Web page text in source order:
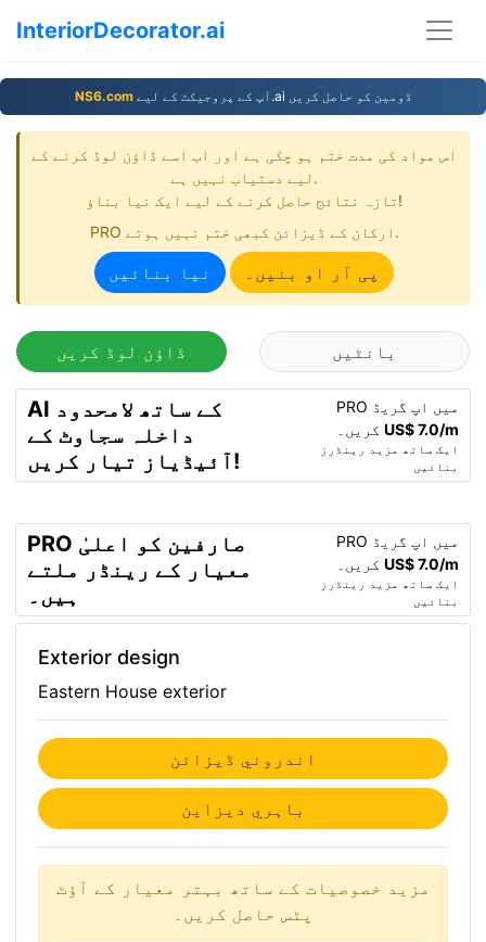
InteriorDecorator.ai
NS6.com آپ کے پروجیکٹ کے ليے.ai ڈومين کو حاصل کريں
اس مواد کی مدت ختم ہو چکی ہے اور اب اسے ڈاؤن لوڈ کرنے کے
لیے دستیاب نہیں ہے.
تازہ نتائج حاصل کرنے کے لیے ایک نیا بناؤ!
PRO ارکان کے ڈیزائن کبھی ختم نہیں ہوتے.
نیا بنائیں پی آر او بنیں۔
ڈاؤن لوڈ کریں بانٹیں
AI کے ساتھ لامحدود
داخلہ سجاوٹ کے
آئیڈیاز تیار کریں!
PRO میں اپ گریڈ
US$ 7.0/m
ایک ساتھ مزید رینڈرز
بنائیں
PRO صارفین کو اعلیٰ
معیار کے رینڈر ملتے
ہیں۔
PRO میں اپ گریڈ
US$ 7.0/m
ایک ساتھ مزید رینڈرز
بنائیں
Exterior design
Eastern House exterior
اندروني ڈیزائن
باہري ديزاین
مزید خصوصیات کے ساتھ بہتر معیار کے آؤٹ
پٹس حاصل کریں۔